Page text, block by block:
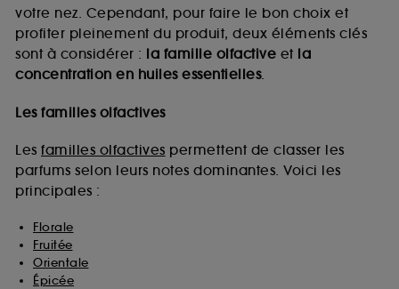
votre nez. Cependant, pour faire le bon choix et
profiter pleinement du produit, deux éléments clés
sont à considérer : la famille olfactive et la
concentration en huiles essentielles.
Les familles olfactives
Les familles olfactives permettent de classer les
parfums selon leurs notes dominantes. Voici les
principales :
Florale
Fruitée
Orientale
Épicée
pouvez personnaliser vos choix concernant le dépôt
de ces cookies grâce au bouton "personnaliser mes
choix" ci-dessous ou décider de "tout accepter".
Sephora pourra associer les informations de
navigation collectées par ces Cookies, pour les
collectées ou générées lors de votre activité en ligne
sur "continuer sans accepter". Voous pouvez à tout
moment choisir de retirer votrte consentement. Si vous
souhaitez obtenir plus d'information sur les cookies
utilisés, cliquez